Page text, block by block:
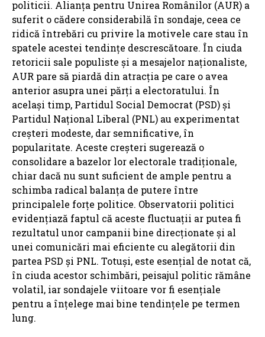
politicii. Alianța pentru Unirea Românilor (AUR) a
suferit o cădere considerabilă în sondaje, ceea ce
ridică întrebări cu privire la motivele care stau în
spatele acestei tendințe descrescătoare. În ciuda
retoricii sale populiste și a mesajelor naționaliste,
AUR pare să piardă din atracția pe care o avea
anterior asupra unei părți a electoratului. În
același timp, Partidul Social Democrat (PSD) și
Partidul Național Liberal (PNL) au experimentat
creșteri modeste, dar semnificative, în
popularitate. Aceste creșteri sugerează o
consolidare a bazelor lor electorale tradiționale,
chiar dacă nu sunt suficient de ample pentru a
schimba radical balanța de putere între
principalele forțe politice. Observatorii politici
evidențiază faptul că aceste fluctuații ar putea fi
rezultatul unor campanii bine direcționate și al
unei comunicări mai eficiente cu alegătorii din
partea PSD și PNL. Totuși, este esențial de notat că,
în ciuda acestor schimbări, peisajul politic rămâne
volatil, iar sondajele viitoare vor fi esențiale
pentru a înțelege mai bine tendințele pe termen
lung.